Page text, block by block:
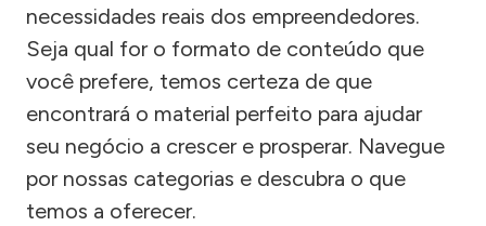
necessidades reais dos empreendedores.
Seja qual for o formato de conteúdo que
você prefere, temos certeza de que
encontrará o material perfeito para ajudar
seu negócio a crescer e prosperar. Navegue
por nossas categorias e descubra o que
temos a oferecer.